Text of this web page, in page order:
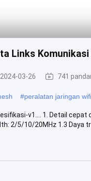
Links
2024-03-26 741
#peralatan jaringan
v1.... 1. Detail cepat
2/5/10/20MHz 1.3 Daya